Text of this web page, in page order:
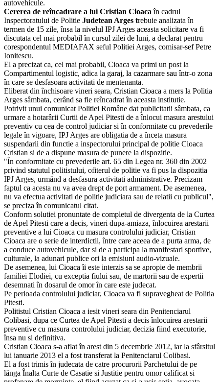
autovehicule.
Cererea de reîncadrare a lui Cristian Cioaca în cadrul
Inspectoratului de Politie Judetean Arges trebuie analizata în
termen de 15 zile, însa la nivelul IPJ Arges aceasta solicitare va fi
discutata cel mai probabil în cursul zilei de luni, a declarat pentru
corespondentul MEDIAFAX seful Politiei Arges, comisar-sef Petre
Ionitescu.
El a precizat ca, cel mai probabil, Cioaca va primi un post la
Compartimentul logistic, adica la garaj, la cazarmare sau într-o zona
în care se desfasoara activitati de mentenanta.
Eliberat din închisoare vineri seara, Cristian Cioaca a mers la Politia
Arges sâmbata, cerând sa fie reîncadrat în aceasta institutie.
Potrivit unui comunicat Politiei Române dat publicitatii sâmbata, ca
urmare a hotarârii Curtii de Apel Pitesti de a înlocui masura arestului
preventiv cu cea de control judiciar si în conformitate cu prevederile
legale în vigoare, IPJ Arges are obligatia de a înceta masura
suspendarii din functie a inspectorului principal de politie Cioaca
Cristian si de a dispune masura de punere la dispozitie.
"În conformitate cu prevederile art. 65 din Legea nr. 360 din 2002
privind statutul politistului, ofiterul de politie va fi pus la dispozitia
IPJ Arges, urmând a desfasura activitati administrative. Precizam
faptul ca acesta nu va avea drept de port armament. De asemenea,
nu va efectua activitati de politie judiciara sau de relatii cu publicul",
se preciza în comunicatul citat.
Conform solutiei pronuntate de completul de divergenta de la Curtea
de Apel Pitesti care a decis, vineri dupa-amiaza, înlocuirea arestarii
preventive a lui Cioaca cu masura controlului judiciar, Cristian
Cioaca are o serie de interdictii, între care aceea de a purta arma, de
a conduce autovehicule, dar si de a participa la manifestari sportive,
culturale, la adunari publice ori la emisiuni audio-vizuale.
De asemenea, lui Cioaca îi este interzis sa se apropie de membrii
familiei Elodiei, cu exceptia fiului sau, de martorii sau de expertii
desemnati în dosarul de omor în care este judecat.
Pe perioada controlului judiciar, Cioaca va fi supravegheat de Politia
Pitesti.
Politistul Cristian Cioaca a iesit vineri seara din Penitenciarul
Colibasi, dupa ce Curtea de Apel Pitesti a decis înlocuirea arestarii
preventive cu masura controlului judiciar, decizia fiind executorie,
însa nu si definitiva.
Cristian Cioaca s-a aflat în arest din 5 decembrie 2012, iar la sfârsitul
lui ianuarie 2013 el a fost transferat la Penitenciarul Colibasi.
El a fost trimis în judecata de catre procurorii Parchetului de pe
lânga Înalta Curte de Casatie si Justitie pentru omor calificat si